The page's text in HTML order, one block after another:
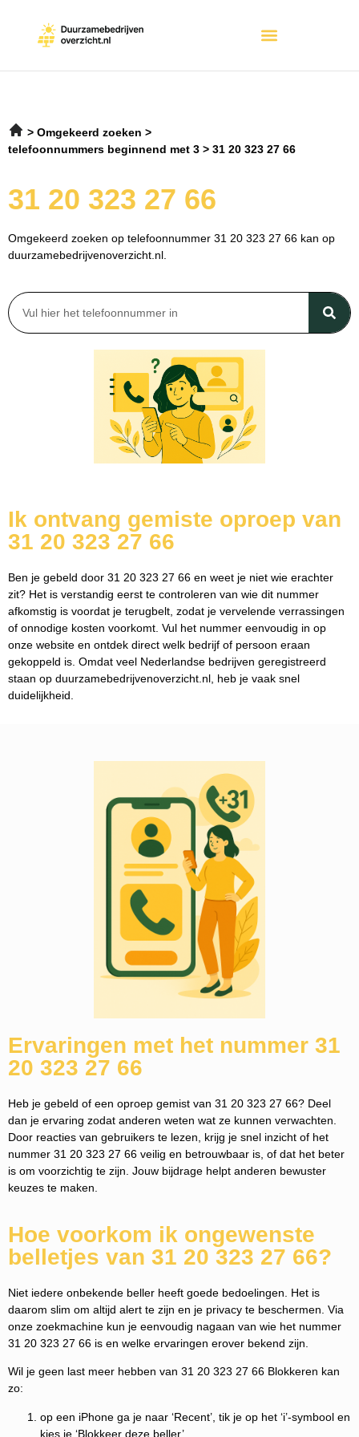
Omgekeerd zoeken
telefoonnummers beginnend met 3
31 20 323 27 66
31 20 323 27 66
Omgekeerd zoeken op telefoonnummer 31 20 323 27 66 kan op
duurzamebedrijvenoverzicht.nl.
Ik ontvang gemiste oproep van
31 20 323 27 66
Ben je gebeld door 31 20 323 27 66 en weet je niet wie erachter
zit? Het is verstandig eerst te controleren van wie dit nummer
afkomstig is voordat je terugbelt, zodat je vervelende verrassingen
of onnodige kosten voorkomt. Vul het nummer eenvoudig in op
onze website en ontdek direct welk bedrijf of persoon eraan
gekoppeld is. Omdat veel Nederlandse bedrijven geregistreerd
staan op duurzamebedrijvenoverzicht.nl, heb je vaak snel
duidelijkheid.
Ervaringen met het nummer 31
20 323 27 66
Heb je gebeld of een oproep gemist van 31 20 323 27 66? Deel
dan je ervaring zodat anderen weten wat ze kunnen verwachten.
Door reacties van gebruikers te lezen, krijg je snel inzicht of het
nummer 31 20 323 27 66 veilig en betrouwbaar is, of dat het beter
is om voorzichtig te zijn. Jouw bijdrage helpt anderen bewuster
keuzes te maken.
Hoe voorkom ik ongewenste
belletjes van 31 20 323 27 66?
Niet iedere onbekende beller heeft goede bedoelingen. Het is
daarom slim om altijd alert te zijn en je privacy te beschermen. Via
onze zoekmachine kun je eenvoudig nagaan van wie het nummer
31 20 323 27 66 is en welke ervaringen erover bekend zijn.
Wil je geen last meer hebben van 31 20 323 27 66 Blokkeren kan
zo:
op een iPhone ga je naar ‘Recent’, tik je op het ‘i’-symbool en
kies je ‘Blokkeer deze beller’.